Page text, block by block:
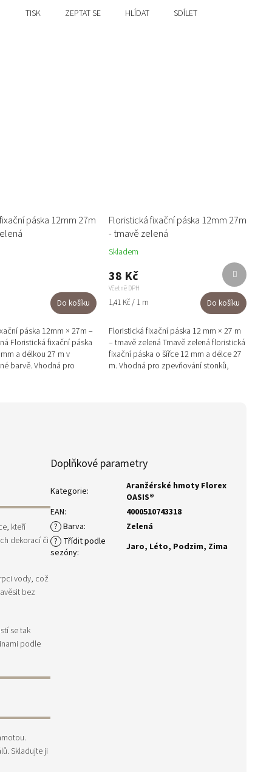
TISK ZEPTAT SE HLÍDAT SDÍLET
páska 12mm 27m
Do košíku
páska 12mm × 27m –
Floristická fixační páska
a délkou 27 m v
barvě. Vhodná pro
Floristická fixační páska 12mm 27m
- tmavě zelená
Skladem
38 Kč
Včetně DPH
Měrná
1,41 Kč / 1 m Do košíku
Floristická fixační páska 12 mm × 27 m
– tmavě zelená Tmavě zelená floristická
fixační páska o šířce 12 mm a délce 27
m. Vhodná pro zpevňování stonků,
Další
produkt
kteří
dekorací či
vody, což
bez
se tak
podle
Skladujte ji
Doplňkové parametry
Kategorie:
Aranžérské hmoty Florex
OASIS®
EAN:
4000510743318
? Barva:
Zelená
? Třídit podle
sezóny: Jaro, Léto, Podzim, Zima